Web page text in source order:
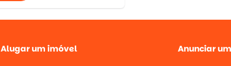
Alugar um imóvel Anunciar